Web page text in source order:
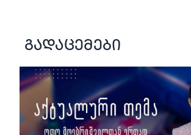
გადაცემები